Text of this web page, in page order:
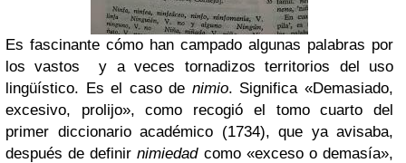
Es fascinante cómo han campado algunas palabras por
los vastos y a veces tornadizos territorios del uso
lingüístico. Es el caso de nimio. Significa «Demasiado,
excesivo, prolijo», como recogió el tomo cuarto del
primer diccionario académico (1734), que ya avisaba,
después de definirnimiedadcomo «exceso o demasía»,